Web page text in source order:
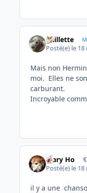
gaillette
Posté(e) le 18
Mais non
moi. Elles ne
carburant.
Incroyable
Mary Ho
Posté(e) le 18
il y a une